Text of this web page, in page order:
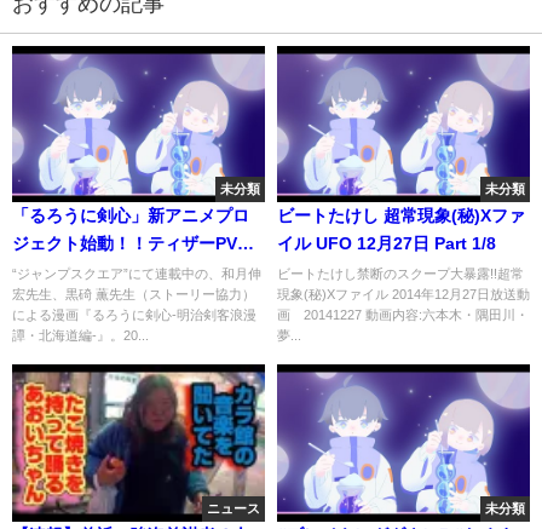
未分類
「るろうに剣心」新アニメプロ
ジェクト始動！！ティザーPV公
開！
“ジャンプスクエア”にて連載中の、和月伸
宏先生、黒碕 薫先生（ストーリー協力）
による漫画『るろうに剣心-明治剣客浪漫
譚・北海道編-』。20...
未分類
ビートたけし 超常現象(秘)Xファ
イル UFO 12月27日 Part 1/8
ビートたけし禁断のスクープ大暴露!!超常
現象(秘)Xファイル 2014年12月27日放送動
画 20141227 動画内容:六本木・隅田川・
夢...
ニュース 未分類